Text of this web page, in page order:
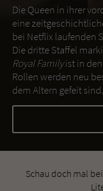
Die Queen in ihrer
eine
bei Netflix laufenden
Die dritte Staffel
Royal Familyist in
Rollen werden neu
dem Altern gefeit sind.
Schau doch mal